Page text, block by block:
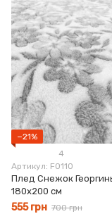
−21%
4
Артикул: F0110
Плед Снежок
180x200 см
555 грн 700 грн